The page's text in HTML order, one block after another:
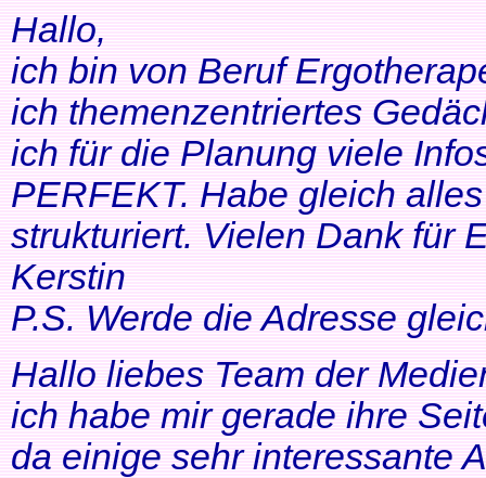
Hallo,
ich bin von Beruf
ich themenzentriertes
ich für die Planung viele
PERFEKT. Habe gleich
strukturiert. Vielen Dank für
Kerstin
P.S. Werde die Adresse
Hallo liebes Team der
ich habe mir gerade ihre
da einige sehr interessante